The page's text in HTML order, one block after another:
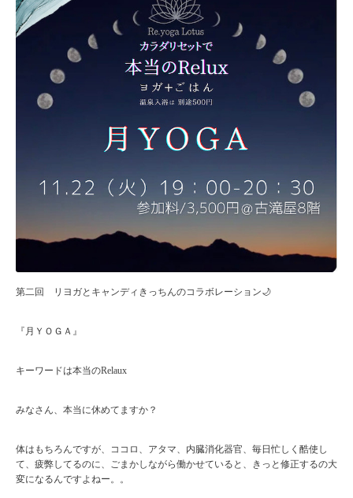
第二回 リヨガとキャンディきっちんのコラボレーション🌙
『月ＹＯＧＡ』
キーワードは本当のRelaux
みなさん、本当に休めてますか？
体はもちろんですが、ココロ、アタマ、内臓消化器官、毎日忙しく酷使し
て、疲弊してるのに、ごまかしながら働かせていると、きっと修正するの大
変になるんですよねー。。